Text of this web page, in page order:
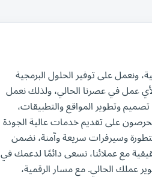
على توفير الحلول البرمجية
عمل في عصرنا الحالي، ولذلك نعمل
وتطوير المواقع والتطبيقات،
على تقديم خدمات عالية الجودة
وسيرفرات سريعة وآمنة، نضمن
مع عملائنا، نسعى دائمًا لدعمك في
الحالي. مع مسار الرقمية،